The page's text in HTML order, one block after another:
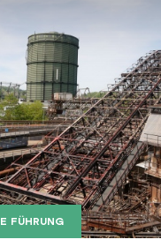
FÜHRUNG
der